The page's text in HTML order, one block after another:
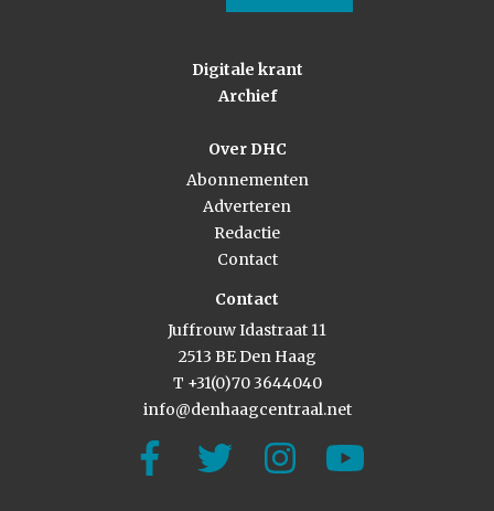
Digitale krant
Archief
Over DHC
Abonnementen
Adverteren
Redactie
Contact
Contact
Juffrouw Idastraat 11
2513 BE Den Haag
T +31(0)70 3644040
info@denhaagcentraal.net